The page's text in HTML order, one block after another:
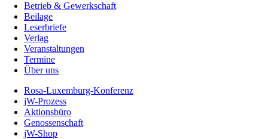
Betrieb & Gewerkschaft
Beilage
Leserbriefe
Verlag
Veranstaltungen
Termine
Über uns
Rosa-Luxemburg-Konferenz
jW-Prozess
Aktionsbüro
Genossenschaft
jW-Shop